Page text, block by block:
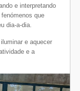
e interpretando
que
dia-a-dia.
e aquecer
e a